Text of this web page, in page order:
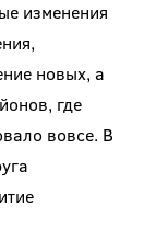
изменения
новых, а
где
вовсе. В